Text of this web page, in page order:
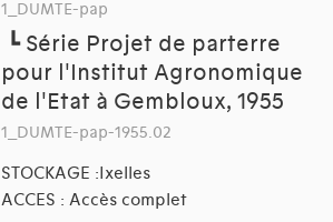
1_DUMTE-pap
┗ Série Projet de parterre
pour l'Institut Agronomique
de l'Etat à Gembloux, 1955
1_DUMTE-pap-1955.02
STOCKAGE :Ixelles
ACCES : Accès complet